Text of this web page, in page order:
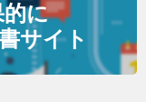
に
サイト